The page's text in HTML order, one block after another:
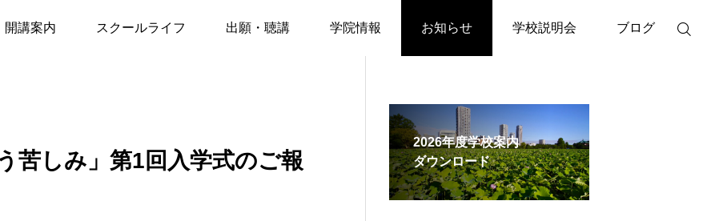
開講案内 スクールライフ 出願・聴講 学院情報 お知らせ 学校説明会 ブログ
秋学期前期2027
聴講制度
ント イベント イベント
ために負う苦しみ」第1回入学式のご報告
苦しみ」第1回入学式のご報
2026年度学校案内
ダウンロード